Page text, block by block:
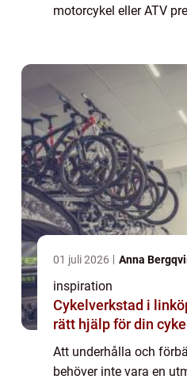
motorcykel eller ATV
01 juli 2026 Anna
inspiration
Cykelverkstad i linköping så
rätt hjälp för din cykel
Att underhålla och
behöver inte vara en